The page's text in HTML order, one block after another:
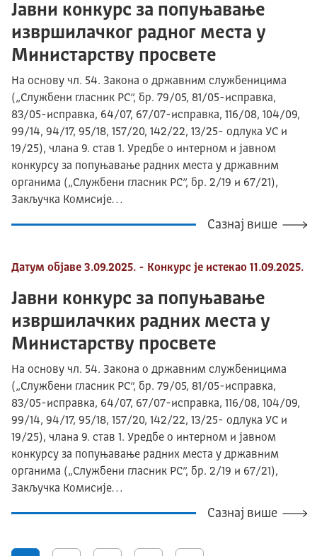
Јавни конкурс за попуњавање
извршилачког радног места у
Министарству просвете
На основу чл. 54. Закона о државним службеницима
(„Службени гласник РС”, бр. 79/05, 81/05-исправка,
83/05-исправка, 64/07, 67/07-исправка, 116/08, 104/09,
99/14, 94/17, 95/18, 157/20, 142/22, 13/25- одлука УС и
19/25), члана 9. став 1. Уредбе о интерном и јавном
конкурсу за попуњавање радних места у државним
органима („Службени гласник РС”, бр. 2/19 и 67/21),
Закључка Комисије…
Сазнај више
Датум објаве 3.09.2025. - Конкурс је истекао 11.09.2025.
Јавни конкурс за попуњавање
извршилачких радних места у
Министарству просвете
На основу чл. 54. Закона о државним службеницима
(„Службени гласник РС”, бр. 79/05, 81/05-исправка,
83/05-исправка, 64/07, 67/07-исправка, 116/08, 104/09,
99/14, 94/17, 95/18, 157/20, 142/22, 13/25- одлука УС и
19/25), члана 9. став 1. Уредбе о интерном и јавном
конкурсу за попуњавање радних места у државним
органима („Службени гласник РС”, бр. 2/19 и 67/21),
Закључка Комисије…
Сазнај више